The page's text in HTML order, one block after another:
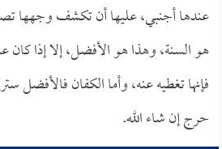
عندها أجنبي، عليها أن تكشف وجهها
هو السنة، وهذا هو الأفضل، إلا إذا
فإنها تغطيه عنه، وأما الكفان فالأفضل
حرج إن شاء الله.